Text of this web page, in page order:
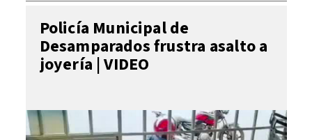
Policía Municipal de
Desamparados frustra asalto a
joyería | VIDEO